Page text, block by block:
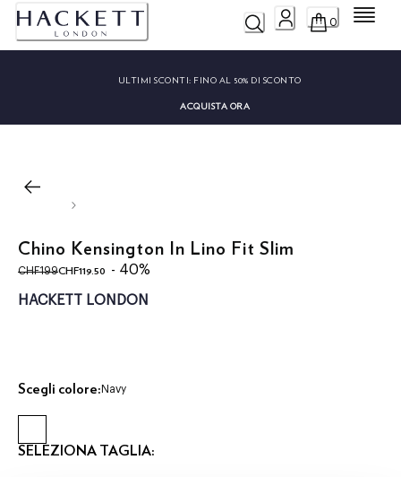
0 Menu
ULTIMI SCONTI: FINO AL 50% DI SCONTO
ACQUISTA ORA
Chino Kensington In Lino Fit Slim
CHF199
original price CHF199
CHF119.50
current price CHF119.50
- 40%
HACKETT LONDON
Scegli colore: Navy
SELEZIONA TAGLIA: